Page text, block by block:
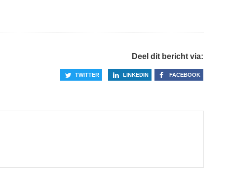
Deel dit bericht via:
FACEBOOK
LINKEDIN
TWITTER